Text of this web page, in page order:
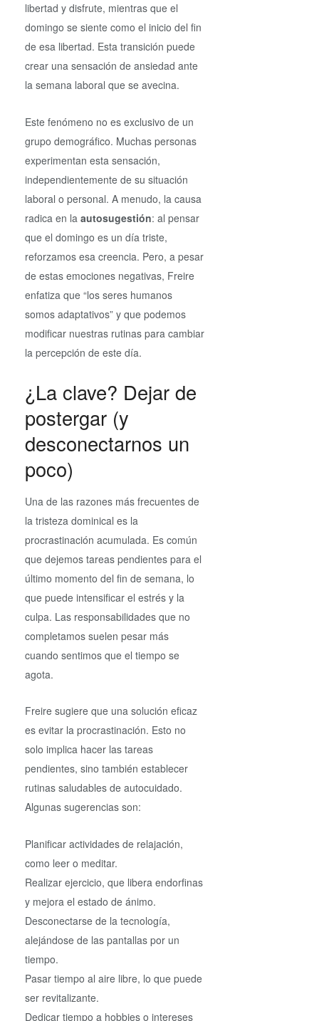
libertad y disfrute, mientras que el
domingo se siente como el inicio del fin
de esa libertad. Esta transición puede
crear una sensación de ansiedad ante
la semana laboral que se avecina.
Este fenómeno no es exclusivo de un
grupo demográfico. Muchas personas
experimentan esta sensación,
independientemente de su situación
laboral o personal. A menudo, la causa
radica en la autosugestión: al pensar
que el domingo es un día triste,
reforzamos esa creencia. Pero, a pesar
de estas emociones negativas, Freire
enfatiza que “los seres humanos
somos adaptativos” y que podemos
modificar nuestras rutinas para cambiar
la percepción de este día.
¿La clave? Dejar de
postergar (y
desconectarnos un
poco)
Una de las razones más frecuentes de
la tristeza dominical es la
procrastinación acumulada. Es común
que dejemos tareas pendientes para el
último momento del fin de semana, lo
que puede intensificar el estrés y la
culpa. Las responsabilidades que no
completamos suelen pesar más
cuando sentimos que el tiempo se
agota.
Freire sugiere que una solución eficaz
es evitar la procrastinación. Esto no
solo implica hacer las tareas
pendientes, sino también establecer
rutinas saludables de autocuidado.
Algunas sugerencias son:
Planificar actividades de relajación,
como leer o meditar.
Realizar ejercicio, que libera endorfinas
y mejora el estado de ánimo.
Desconectarse de la tecnología,
alejándose de las pantallas por un
tiempo.
Pasar tiempo al aire libre, lo que puede
ser revitalizante.
Dedicar tiempo a hobbies o intereses